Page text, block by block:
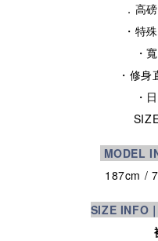
．高
・特
・
・修
・
MODEL
187cm /
SIZE INFO